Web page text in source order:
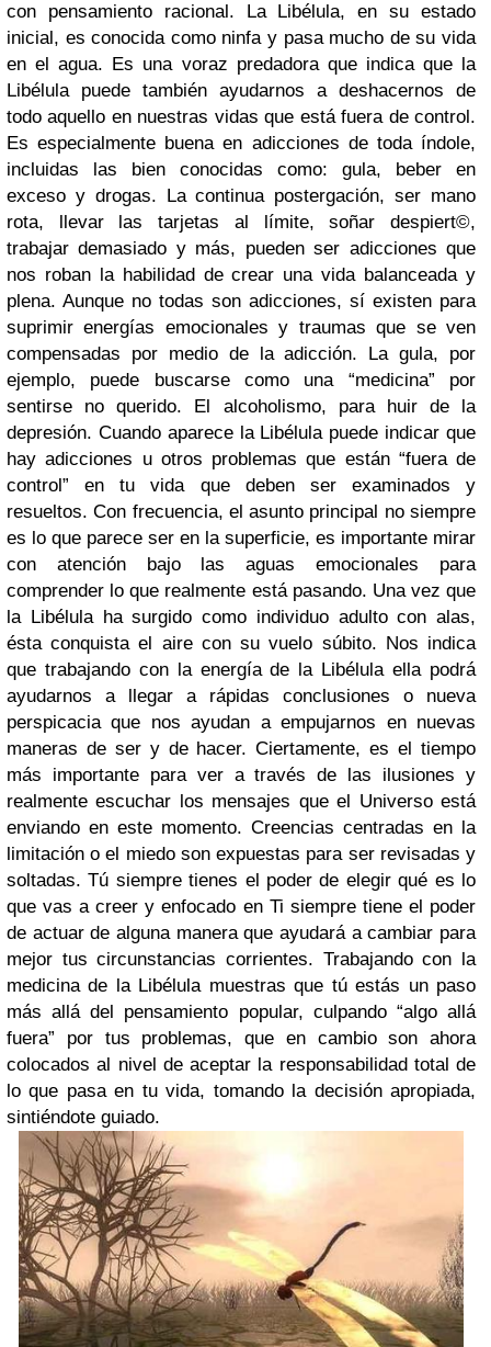
con pensamiento racional. La Libélula, en su estado
inicial, es conocida como ninfa y pasa mucho de su vida
en el agua. Es una voraz predadora que indica que la
Libélula puede también ayudarnos a deshacernos de
todo aquello en nuestras vidas que está fuera de control.
Es especialmente buena en adicciones de toda índole,
incluidas las bien conocidas como: gula, beber en
exceso y drogas. La continua postergación, ser mano
rota, llevar las tarjetas al límite, soñar despiert©,
trabajar demasiado y más, pueden ser adicciones que
nos roban la habilidad de crear una vida balanceada y
plena. Aunque no todas son adicciones, sí existen para
suprimir energías emocionales y traumas que se ven
compensadas por medio de la adicción. La gula, por
ejemplo, puede buscarse como una “medicina” por
sentirse no querido. El alcoholismo, para huir de la
depresión. Cuando aparece la Libélula puede indicar que
hay adicciones u otros problemas que están “fuera de
control” en tu vida que deben ser examinados y
resueltos. Con frecuencia, el asunto principal no siempre
es lo que parece ser en la superficie, es importante mirar
con atención bajo las aguas emocionales para
comprender lo que realmente está pasando. Una vez que
la Libélula ha surgido como individuo adulto con alas,
ésta conquista el aire con su vuelo súbito. Nos indica
que trabajando con la energía de la Libélula ella podrá
ayudarnos a llegar a rápidas conclusiones o nueva
perspicacia que nos ayudan a empujarnos en nuevas
maneras de ser y de hacer. Ciertamente, es el tiempo
más importante para ver a través de las ilusiones y
realmente escuchar los mensajes que el Universo está
enviando en este momento. Creencias centradas en la
limitación o el miedo son expuestas para ser revisadas y
soltadas. Tú siempre tienes el poder de elegir qué es lo
que vas a creer y enfocado en Ti siempre tiene el poder
de actuar de alguna manera que ayudará a cambiar para
mejor tus circunstancias corrientes. Trabajando con la
medicina de la Libélula muestras que tú estás un paso
más allá del pensamiento popular, culpando “algo allá
fuera” por tus problemas, que en cambio son ahora
colocados al nivel de aceptar la responsabilidad total de
lo que pasa en tu vida, tomando la decisión apropiada,
sintiéndote guiado.